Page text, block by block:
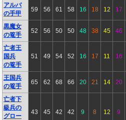
アルバ
の手甲
59 56 61 58 16 18 12 17
黒魔女
の篭手
52 56 50 50 48 38 45 46
亡者王
国兵
の篭手
51 49 54 52 16 17 11 16
王国兵
の篭手
65 62 68 66 20 21 14 20
亡者下
級兵の
グロー
43 45 42 42 9 8 12 9